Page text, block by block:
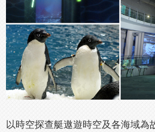
以時空探查艇遨遊時空及各海域為